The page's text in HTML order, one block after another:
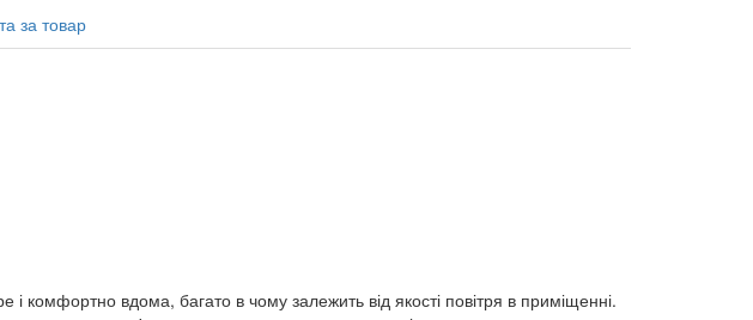
за товар
комфортно вдома, багато в чому залежить від якості повітря в приміщенні.